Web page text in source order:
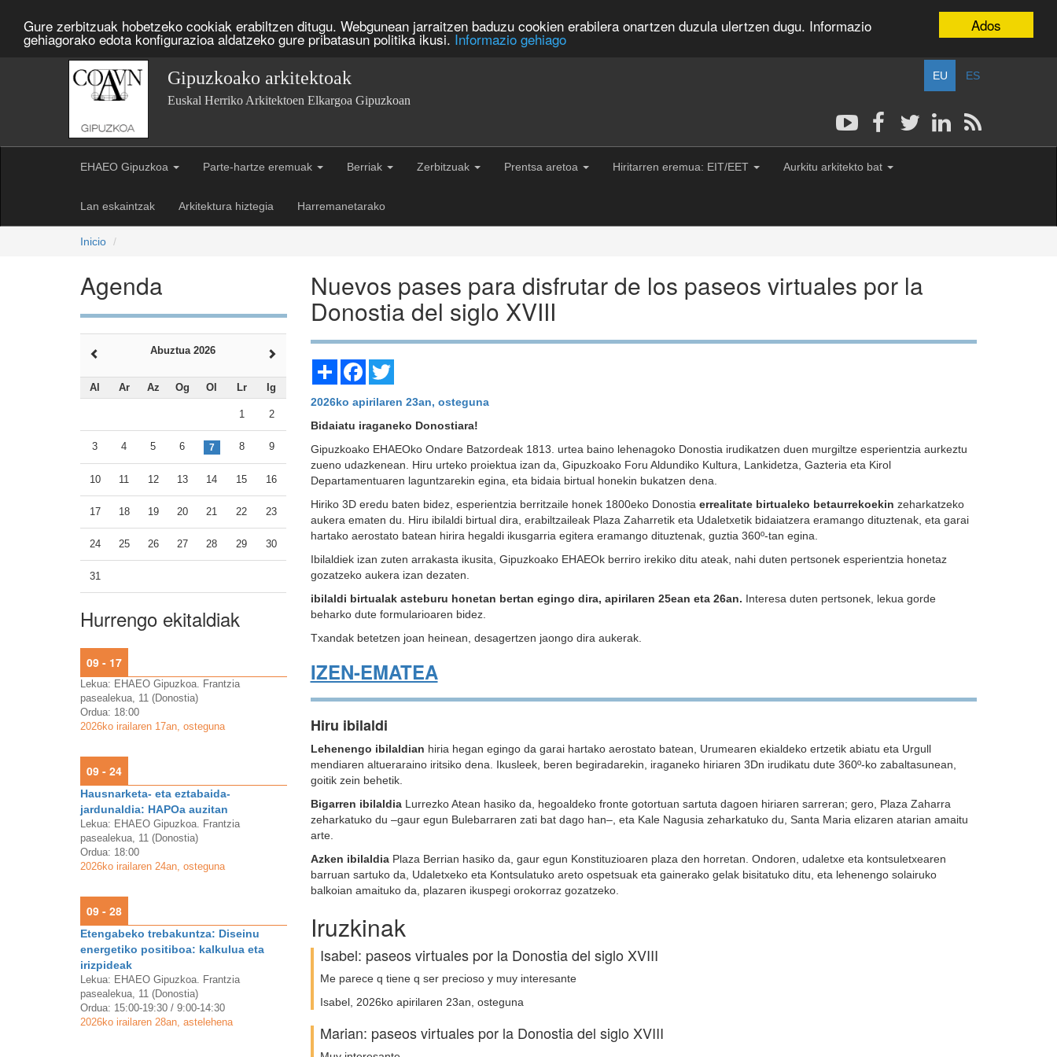
Ados
Gure zerbitzuak hobetzeko cookiak erabiltzen ditugu. Webgunean jarraitzen baduzu cookien erabilera onartzen duzula ulertzen dugu. Informazio
gehiagorako edota konfigurazioa aldatzeko gure pribatasun politika ikusi. Informazio gehiago
EU ES
Gipuzkoako arkitektoak
Euskal Herriko Arkitektoen Elkargoa Gipuzkoan
EHAEO Gipuzkoa Parte-hartze eremuak Berriak Zerbitzuak Prentsa aretoa Hiritarren eremua: EIT/EET Aurkitu arkitekto bat
Lan eskaintzak Arkitektura hiztegia Harremanetarako
Inicio
Nuevos pases para disfrutar de los paseos virtuales por la
Donostia del siglo XVIII
Share Facebook
2026ko apirilaren 23an, osteguna
Bidaiatu iraganeko Donostiara!
Gipuzkoako EHAEOko Ondare Batzordeak 1813. urtea baino lehenagoko Donostia irudikatzen duen murgiltze esperientzia aurkeztu
zueno udazkenean. Hiru urteko proiektua izan da, Gipuzkoako Foru Aldundiko Kultura, Lankidetza, Gazteria eta Kirol
Departamentuaren laguntzarekin egina, eta bidaia birtual honekin bukatzen dena.
Hiriko 3D eredu baten bidez, esperientzia berritzaile honek 1800eko Donostia errealitate birtualeko betaurrekoekin zeharkatzeko
aukera ematen du. Hiru ibilaldi birtual dira, erabiltzaileak Plaza Zaharretik eta Udaletxetik bidaiatzera eramango dituztenak, eta garai
hartako aerostato batean hirira hegaldi ikusgarria egitera eramango dituztenak, guztia 360º-tan egina.
Ibilaldiek izan zuten arrakasta ikusita, Gipuzkoako EHAEOk berriro irekiko ditu ateak, nahi duten pertsonek esperientzia honetaz
gozatzeko aukera izan dezaten.
ibilaldi birtualak asteburu honetan bertan egingo dira, apirilaren 25ean eta 26an. Interesa duten pertsonek, lekua gorde
beharko dute formularioaren bidez.
Txandak betetzen joan heinean, desagertzen jaongo dira aukerak.
IZEN-EMATEA
Hiru ibilaldi
Lehenengo ibilaldian hiria hegan egingo da garai hartako aerostato batean, Urumearen ekialdeko ertzetik abiatu eta Urgull
mendiaren altueraraino iritsiko dena. Ikusleek, beren begiradarekin, iraganeko hiriaren 3Dn irudikatu dute 360º-ko zabaltasunean,
goitik zein behetik.
Bigarren ibilaldia Lurrezko Atean hasiko da, hegoaldeko fronte gotortuan sartuta dagoen hiriaren sarreran; gero, Plaza Zaharra
zeharkatuko du –gaur egun Bulebarraren zati bat dago han–, eta Kale Nagusia zeharkatuko du, Santa Maria elizaren atarian amaitu
arte.
Azken ibilaldiaPlaza Berrian hasiko da, gaur egun Konstituzioaren plaza den horretan. Ondoren, udaletxe eta kontsuletxearen
barruan sartuko da, Udaletxeko eta Kontsulatuko areto ospetsuak eta gainerako gelak bisitatuko ditu, eta lehenengo solairuko
balkoian amaituko da, plazaren ikuspegi orokorraz gozatzeko.
Iruzkinak
Isabel: paseos virtuales por la Donostia del siglo XVIII
Me parece q tiene q ser precioso y muy interesante
Isabel, 2026ko apirilaren 23an, osteguna
Marian: paseos virtuales por la Donostia del siglo XVIII
Agenda
Abuztua 2026
Al Ar Az Og Ol Lr Ig
1 2
3 4 5 6 7 8 9
10 11 12 13 14 15 16
17 18 19 20 21 22 23
24 25 26 27 28 29 30
31
Hurrengo ekitaldiak
09 - 17
Lekua: EHAEO Gipuzkoa. Frantzia
pasealekua, 11 (Donostia)
Ordua: 18:00
2026ko irailaren 17an, osteguna
09 - 24
Hausnarketa- eta eztabaida-
jardunaldia: HAPOa auzitan
Lekua: EHAEO Gipuzkoa. Frantzia
pasealekua, 11 (Donostia)
Ordua: 18:00
2026ko irailaren 24an, osteguna
09 - 28
Etengabeko trebakuntza: Diseinu
energetiko positiboa: kalkulua eta
irizpideak
Lekua: EHAEO Gipuzkoa. Frantzia
pasealekua, 11 (Donostia)
Ordua: 15:00-19:30 / 9:00-14:30
2026ko irailaren 28an, astelehena